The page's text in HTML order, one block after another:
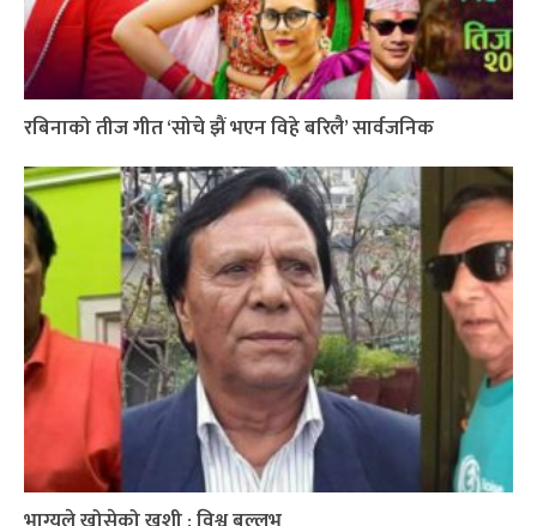
रबिनाको तीज गीत ‘सोचे झैं भएन विहे बरिलै’ सार्वजनिक